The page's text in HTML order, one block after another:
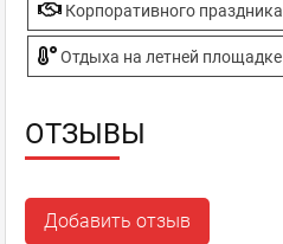
Корпоративного праздника
Отдыха на летней площадке
ОТЗЫВЫ
Добавить отзыв